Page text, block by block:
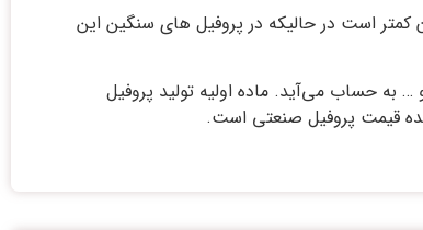
است در حالیکه در پروفیل های سنگین این
به حساب می‌آید. ماده اولیه تولید پروفیل
قیمت پروفیل صنعتی است.